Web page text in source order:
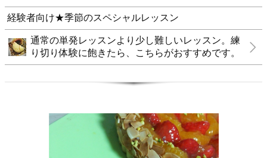
経験者向け★季節のスペシャルレッスン
通常の単発レッスンより少し難しいレッスン。練
り切り体験に飽きたら、こちらがおすすめです。